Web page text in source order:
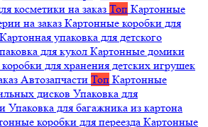
косметики на заказ Топ Картонные
на заказ Картонные коробки для
Картонная упаковка для детского
для кукол Картонные домики
для хранения детских игрушек
Автозапчасти Топ Картонные
дисков Упаковка для
Упаковка для багажника из картона
коробки для переезда Картонные